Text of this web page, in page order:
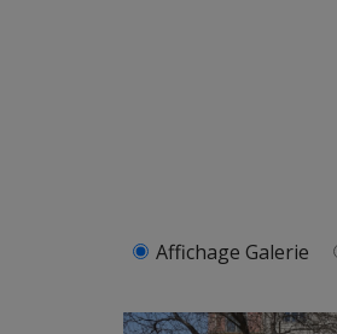
Affichage Galerie